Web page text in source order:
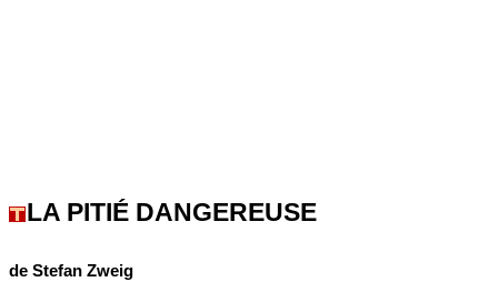
LA PITIÉ DANGEREUSE
de Stefan Zweig